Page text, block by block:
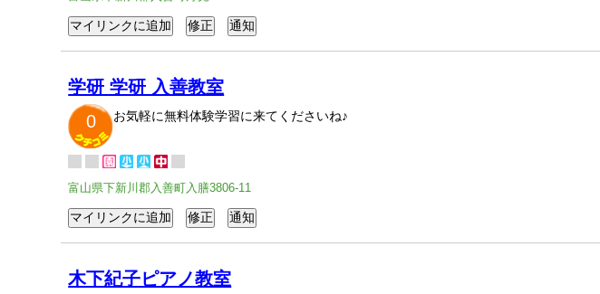
学研 学研 入善教室
0
お気軽に無料体験学習に来てくださいね♪
富山県下新川郡入善町入膳3806-11
木下紀子ピアノ教室